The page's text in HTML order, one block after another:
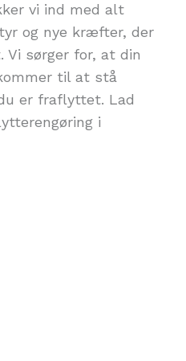
vi ind med alt
og nye kræfter, der
sørger for, at din
til at stå
er fraflyttet. Lad
i